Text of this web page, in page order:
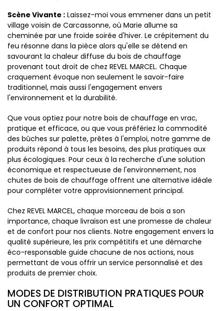
Scène Vivante : Laissez-moi vous emmener dans un petit
village voisin de Carcassonne, où Marie allume sa
cheminée par une froide soirée d'hiver. Le crépitement du
feu résonne dans la pièce alors qu'elle se détend en
savourant la chaleur diffuse du bois de chauffage
provenant tout droit de chez REVEL MARCEL. Chaque
craquement évoque non seulement le savoir-faire
traditionnel, mais aussi l'engagement envers
l'environnement et la durabilité.
Que vous optiez pour notre bois de chauffage en vrac,
pratique et efficace, ou que vous préfériez la commodité
des bûches sur palette, prêtes à l'emploi, notre gamme de
produits répond à tous les besoins, des plus pratiques aux
plus écologiques. Pour ceux à la recherche d'une solution
économique et respectueuse de l'environnement, nos
chutes de bois de chauffage offrent une alternative idéale
pour compléter votre approvisionnement principal.
Chez REVEL MARCEL, chaque morceau de bois a son
importance, chaque livraison est une promesse de chaleur
et de confort pour nos clients. Notre engagement envers la
qualité supérieure, les prix compétitifs et une démarche
éco-responsable guide chacune de nos actions, nous
permettant de vous offrir un service personnalisé et des
produits de premier choix.
MODES DE DISTRIBUTION PRATIQUES POUR
UN CONFORT OPTIMAL